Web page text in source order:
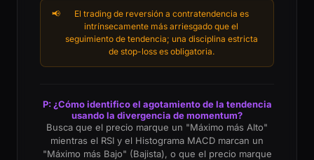
📢
El trading de reversión a contratendencia es
intrínsecamente más arriesgado que el
seguimiento de tendencia; una disciplina estricta
de stop-loss es obligatoria.
P: ¿Cómo identifico el agotamiento de la tendencia
usando la divergencia de momentum?
Busca que el precio marque un "Máximo más Alto"
mientras el RSI y el Histograma MACD marcan un
"Máximo más Bajo" (Bajista), o que el precio marque